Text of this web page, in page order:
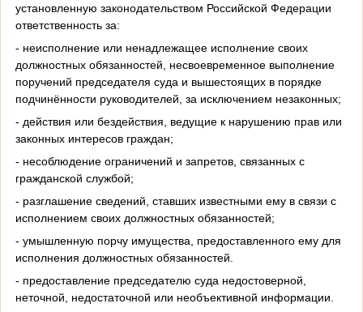
установленную законодательством Российской Федерации
ответственность за:
- неисполнение или ненадлежащее исполнение своих
должностных обязанностей, несвоевременное выполнение
поручений председателя суда и вышестоящих в порядке
подчинённости руководителей, за исключением незаконных;
- действия или бездействия, ведущие к нарушению прав или
законных интересов граждан;
- несоблюдение ограничений и запретов, связанных с
гражданской службой;
- разглашение сведений, ставших известными ему в связи с
исполнением своих должностных обязанностей;
- умышленную порчу имущества, предоставленного ему для
исполнения должностных обязанностей.
- предоставление председателю суда недостоверной,
неточной, недостаточной или необъективной информации.